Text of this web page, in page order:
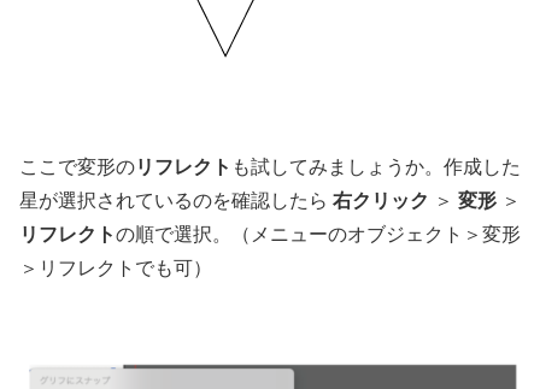
ここで変形のリフレクト も試してみましょうか。作成した
星が選択されているのを確認したら 右クリック ＞ 変形 ＞
リフレクトの順で選択。（メニューのオブジェクト＞変形
＞リフレクトでも可）